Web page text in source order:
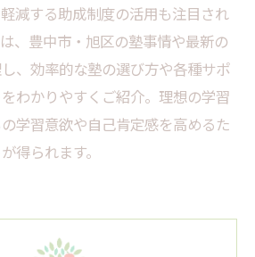
減する助成制度の活用も注目され
、豊中市・旭区の塾事情や最新の
、効率的な塾の選び方や各種サポ
わかりやすくご紹介。理想の学習
学習意欲や自己肯定感を高めるた
得られます。